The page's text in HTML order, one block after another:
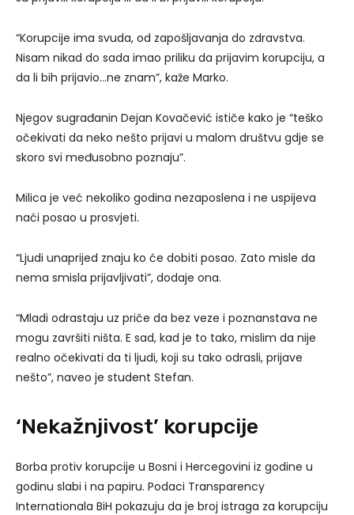
“Korupcije ima svuda, od zapošljavanja do zdravstva.
Nisam nikad do sada imao priliku da prijavim korupciju, a
da li bih prijavio…ne znam”, kaže Marko.
Njegov sugrađanin Dejan Kovačević ističe kako je “teško
očekivati da neko nešto prijavi u malom društvu gdje se
skoro svi međusobno poznaju”.
Milica je već nekoliko godina nezaposlena i ne uspijeva
naći posao u prosvjeti.
“Ljudi unaprijed znaju ko će dobiti posao. Zato misle da
nema smisla prijavljivati”, dodaje ona.
“Mladi odrastaju uz priče da bez veze i poznanstava ne
mogu završiti ništa. E sad, kad je to tako, mislim da nije
realno očekivati da ti ljudi, koji su tako odrasli, prijave
nešto”, naveo je student Stefan.
‘Nekažnjivost’ korupcije
Borba protiv korupcije u Bosni i Hercegovini iz godine u
godinu slabi i na papiru. Podaci Transparency
Internationala BiH pokazuju da je broj istraga za korupciju